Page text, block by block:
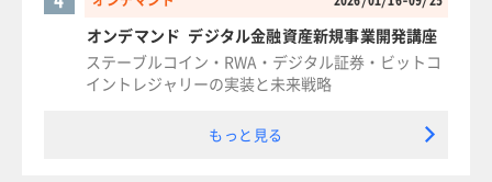
オンデマンド デジタル金融資産新規事業開発講座
ステーブルコイン・RWA・デジタル証券・ビットコ
イントレジャリーの実装と未来戦略
もっと見る